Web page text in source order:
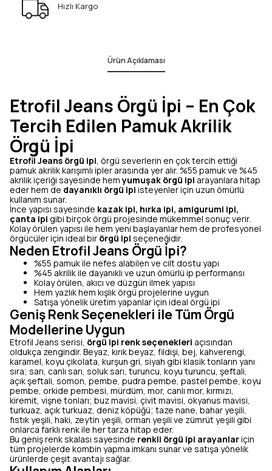
Hızlı Kargo
Ürün Açıklaması
Etrofil Jeans Örgü İpi – En Çok
Tercih Edilen Pamuk Akrilik
Örgü İpi
Etrofil Jeans örgü ipi, örgü severlerin en çok tercih ettiği
pamuk akrilik karışımlı ipler arasında yer alır. %55 pamuk ve %45
akrilik içeriği sayesinde hemyumuşak örgü ipi arayanlara hitap
eder hem de dayanıklı örgü ipi isteyenler için uzun ömürlü
kullanım sunar.
İnce yapısı sayesinde kazak ipi, hırka ipi, amigurumi ipi,
çanta ipi gibi birçok örgü projesinde mükemmel sonuç verir.
Kolay örülen yapısı ile hem yeni başlayanlar hem de profesyonel
örgücüler için ideal bir örgü ipi seçeneğidir.
Neden Etrofil Jeans Örgü İpi?
%55 pamuk ile nefes alabilen ve cilt dostu yapı
%45 akrilik ile dayanıklı ve uzun ömürlü ip performansı
Kolay örülen, akıcı ve düzgün ilmek yapısı
Hem yazlık hem kışlık örgü projelerine uygun
Satışa yönelik üretim yapanlar için ideal örgü ipi
Geniş Renk Seçenekleri ile Tüm Örgü
Modellerine Uygun
Etrofil Jeans serisi, örgü ipi renk seçenekleri açısından
oldukça zengindir. Beyaz, kırık beyaz, fildişi, bej, kahverengi,
karamel, koyu çikolata, kurşun gri, siyah gibi klasik tonların yanı
sıra; sarı, canlı sarı, soluk sarı, turuncu, koyu turuncu, şeftali,
açık şeftali, somon, pembe, pudra pembe, pastel pembe, koyu
pembe, orkide pembesi, mürdüm, mor, canlı mor, kırmızı,
kiremit, vişne tonları; buz mavisi, çivit mavisi, okyanus mavisi,
turkuaz, açık turkuaz, deniz köpüğü; taze nane, bahar yeşili,
fıstık yeşili, haki, zeytin yeşili, orman yeşili ve zümrüt yeşili gibi
onlarca farklı renk ile her tarza hitap eder.
Bu geniş renk skalası sayesinde renkli örgü ipi arayanlariçin
tüm projelerde kombin yapma imkanı sunar ve satışa yönelik
ürünlerde çeşit avantajı sağlar.